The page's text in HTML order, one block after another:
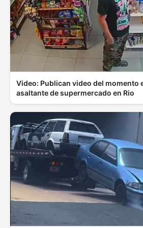
Video: Publican video del momento
asaltante de supermercado en Rio